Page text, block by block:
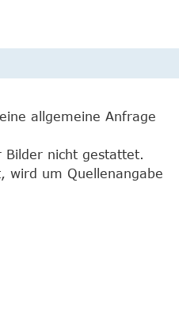
allgemeine Anfrage
Bilder nicht gestattet.
wird um Quellenangabe